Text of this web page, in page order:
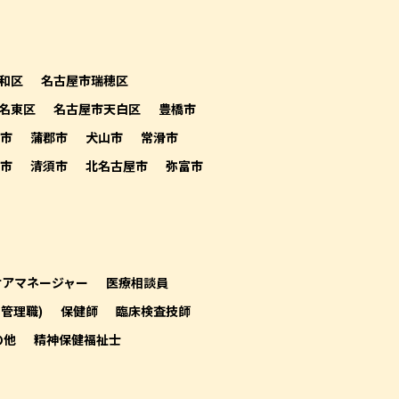
区
名古屋市瑞穂区
東区
名古屋市天白区
豊橋市
蒲郡市 犬山市
常滑市
清須市 北名古屋市 弥富市
マネージャー
医療相談員
理職)
保健師
臨床検査技師
他
精神保健福祉士